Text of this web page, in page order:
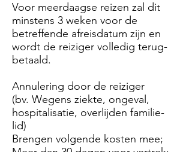
Voor meerdaagse reizen zal dit
minstens 3 weken voor de
betreffende afreisdatum zijn en
wordt de reiziger volledig terug-
betaald.
Annulering door de reiziger
(bv. Wegens ziekte, ongeval,
hospitalisatie, overlijden familie-
lid)
Brengen volgende kosten mee;